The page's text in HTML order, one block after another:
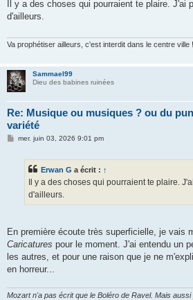
s
s
a
Il y a des choses qui pourraient te plaire. J'ai
d'ailleurs.
Va prophétiser ailleurs, c'est interdit dans le centre ville !
Sammael99
Dieu des babines ruinées
Re: Musique ou musiques ? ou du
variété
Mmer. juin 03, 2026 9:01 pm
Erwan G a écrit : ↑
Il y a des choses qui pourraient te plaire.
d'ailleurs.
En première écoute très superficielle, je vais
Caricatures pour le moment. J'ai entendu un
les autres, et pour une raison que je ne
en horreur...
Mozart n'a pas écrit que le Boléro de Ravel. Mais